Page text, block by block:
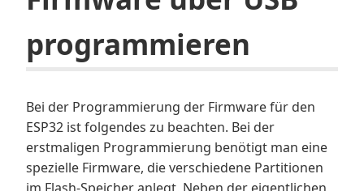
programmieren
Bei der Programmierung der Firmware für den
ESP32 ist folgendes zu beachten. Bei der
erstmaligen Programmierung benötigt man eine
spezielle Firmware, die verschiedene Partitionen